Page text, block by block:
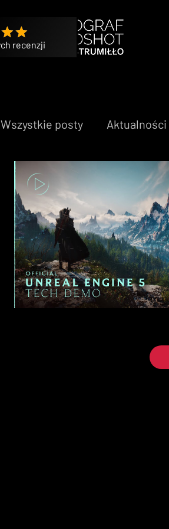
Wszystkie posty Aktualności